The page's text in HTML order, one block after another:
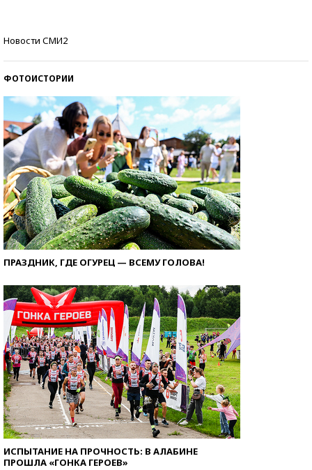
Новости СМИ2
ФОТОИСТОРИИ
ПРАЗДНИК, ГДЕ ОГУРЕЦ — ВСЕМУ ГОЛОВА!
ИСПЫТАНИЕ НА ПРОЧНОСТЬ: В АЛАБИНЕ
ПРОШЛА «ГОНКА ГЕРОЕВ»